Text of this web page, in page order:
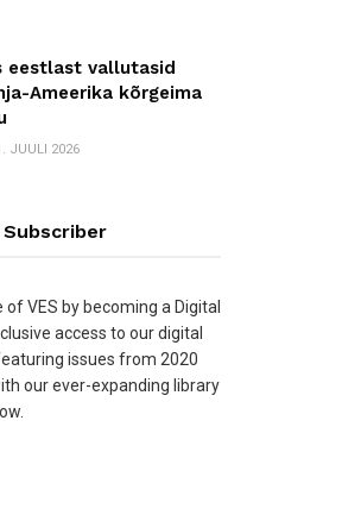
eestlast vallutasid
Ameerika kõrgeima
JUULI 2026
Subscriber
VES by becoming a Digital
access to our digital
issues from 2020
our ever-expanding library